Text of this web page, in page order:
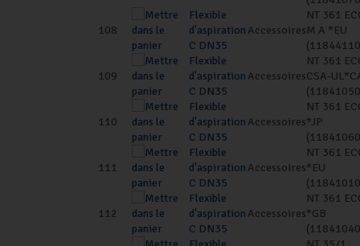
108
Flexible
d'aspiration
C DN35
Accessoires
NT 361
M A *EU
109
Flexible
d'aspiration
C DN35
Accessoires
NT 361
CSA-
110
Flexible
d'aspiration
C DN35
Accessoires
NT 361
*JP
111
Flexible
d'aspiration
C DN35
Accessoires
NT 361
*EU
112
Flexible
d'aspiration
C DN35
Accessoires
NT 361
*GB